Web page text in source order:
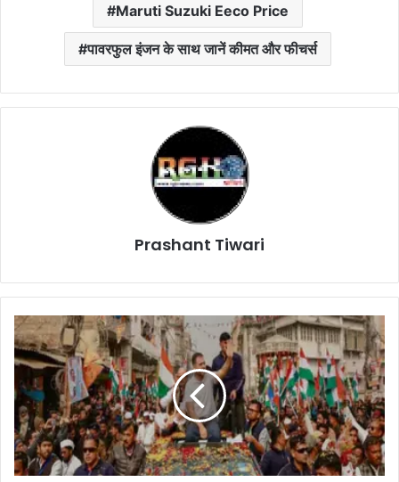
Maruti Suzuki Eeco Price
पावरफुल इंजन के साथ जानें कीमत और फीचर्स
Prashant Tiwari
Cg
News
:
आज
छत्तीसगढ़
पहुंचेगी
राहुल
की
न्याय